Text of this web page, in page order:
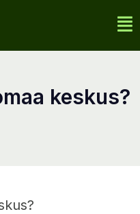
keskus?